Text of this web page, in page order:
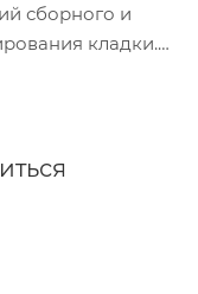
сборного и
кладки.